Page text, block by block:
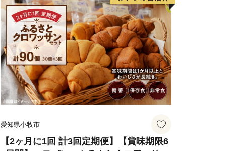
愛知県小牧市
【2ヶ月に1回 計3回定期便】【賞味期限6